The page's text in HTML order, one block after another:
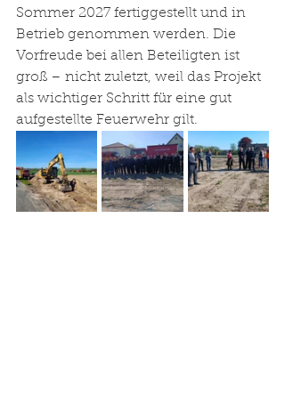
Sommer 2027 fertiggestellt und in
Betrieb genommen werden. Die
Vorfreude bei allen Beteiligten ist
groß – nicht zuletzt, weil das Projekt
als wichtiger Schritt für eine gut
aufgestellte Feuerwehr gilt.